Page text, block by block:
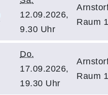
12.09.2026,
9.30 Uhr
Raum 1
Do.
17.09.2026,
19.30 Uhr
Raum 1